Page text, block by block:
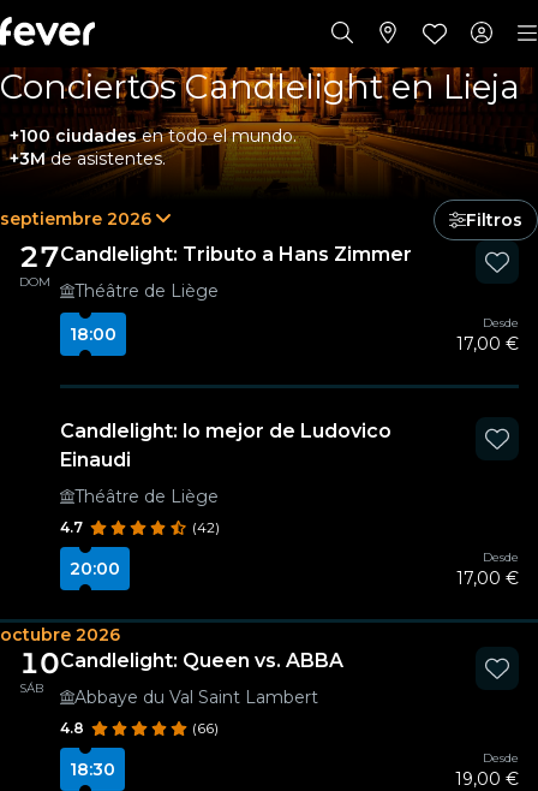
Conciertos Candlelight en Lieja
+100 ciudadesen todo el mundo.
+3Mde asistentes.
septiembre 2026 Filtros
27
DOM
Candlelight: Tributo a Hans Zimmer
Théâtre de Liège
18:00
Desde
17,00 €
Candlelight: lo mejor de Ludovico
Einaudi
Théâtre de Liège
4.7 (42)
20:00
Desde
17,00 €
octubre 2026
10
SÁB
Candlelight: Queen vs. ABBA
Abbaye du Val Saint Lambert
4.8 (66)
18:30
Desde
19,00 €